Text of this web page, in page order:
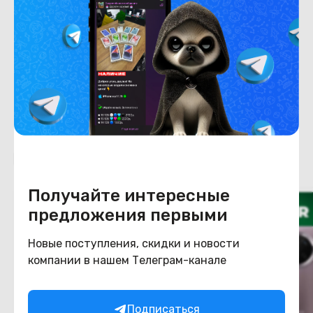
Получайте интересные
предложения первыми
Новые поступления, скидки и новости
компании в нашем Телеграм-канале
Подписаться
Емкость накопителя 512
Конструкция
Цвет черный